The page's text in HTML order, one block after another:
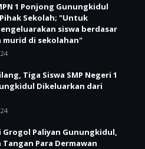
1 Ponjong Gunungkidul
Sekolah; "Untuk
siswa berdasar
di sekolahan"
Tiga Siswa SMP Negeri 1
Dikeluarkan dari
Grogol Paliyan Gunungkidul,
Para Dermawan